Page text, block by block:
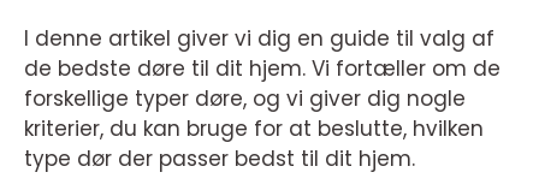
I denne artikel giver vi dig en guide til valg af
de bedste døre til dit hjem. Vi fortæller om de
forskellige typer døre, og vi giver dig nogle
kriterier, du kan bruge for at beslutte, hvilken
type dør der passer bedst til dit hjem.